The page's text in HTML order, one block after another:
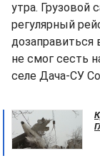
утра. Грузовой
регулярный
дозаправиться
не смог сесть
селе Дача-СУ